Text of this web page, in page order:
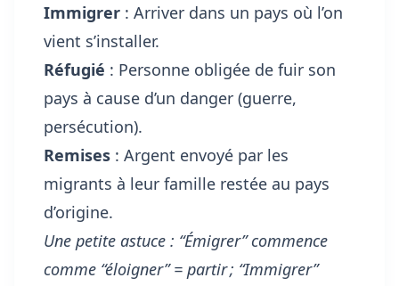
Immigrer : Arriver dans un pays où l’on
vient s’installer.
Réfugié : Personne obligée de fuir son
pays à cause d’un danger (guerre,
persécution).
Remises : Argent envoyé par les
migrants à leur famille restée au pays
d’origine.
Une petite astuce : “Émigrer” commence
comme “éloigner” = partir ; “Immigrer”